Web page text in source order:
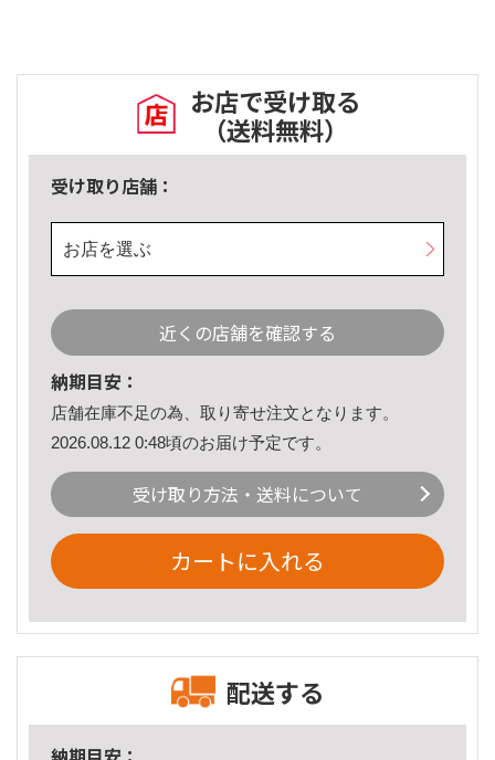
お店で受け取る
（送料無料）
受け取り店舗：
お店を選ぶ
近くの店舗を確認する
納期目安：
店舗在庫不足の為、取り寄せ注文となります。
2026.08.12 0:48頃のお届け予定です。
受け取り方法・送料について
カートに入れる
配送する